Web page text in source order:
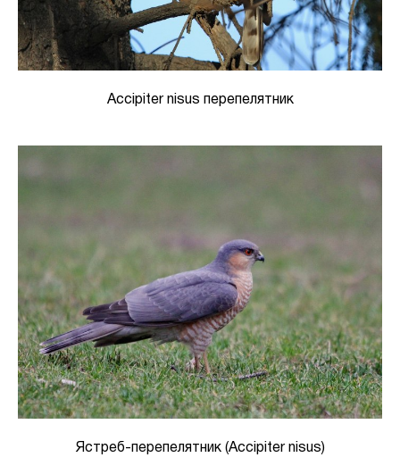
Accipiter nisus перепелятник
Ястреб-перепелятник (Accipiter nisus)